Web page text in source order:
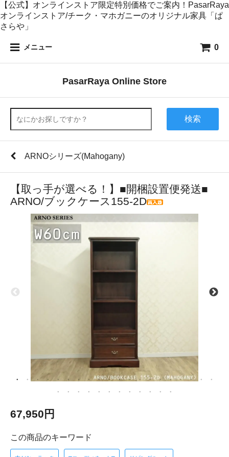
【公式】オンラインストア限定特別価格でご案内！PasarRaya
オンラインストア/チーク・マホガニーのオリジナル家具「ぱ
さらや」
メニュー 0
PasarRaya Online Store
検索
ARNOシリーズ(Mahogany)
【取っ手が選べる！】■開梱設置便発送■
ARNO/ブックケース155-2D
67,950円
この商品のキーワード